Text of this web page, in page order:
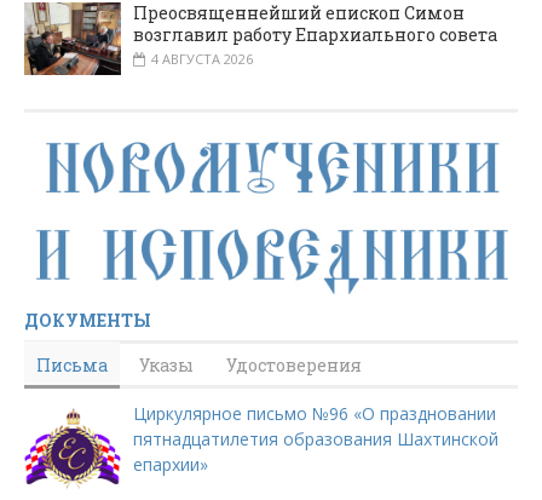
Преосвященнейший епископ Симон
возглавил работу Епархиального совета
4 АВГУСТА 2026
ДОКУМЕНТЫ
Письма
Указы Удостоверения
Циркулярное письмо №96 «О праздновании
пятнадцатилетия образования Шахтинской
епархии»